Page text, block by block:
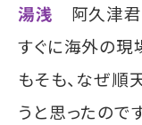
湯浅 阿久津君
すぐに海外の現
もそも、なぜ
うと思ったので